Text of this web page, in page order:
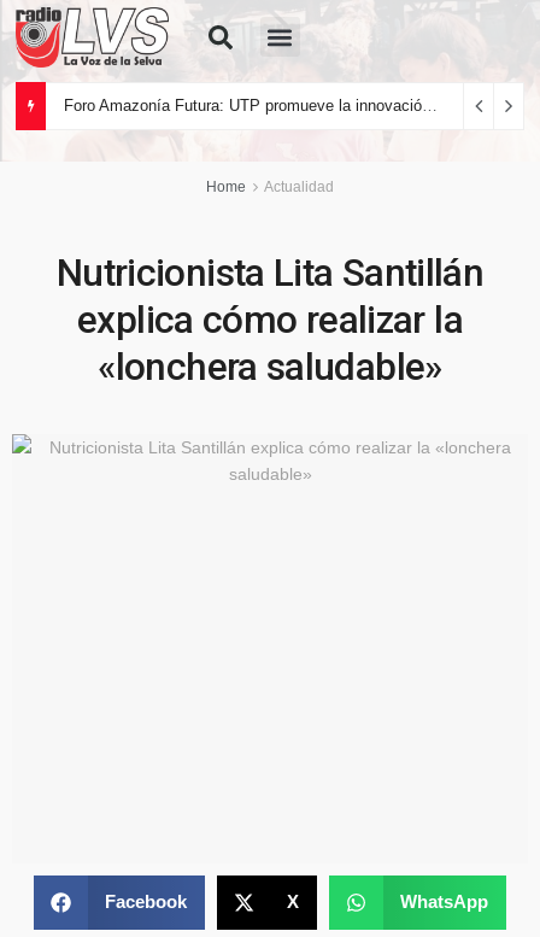
Home Actualidad
Nutricionista Lita Santillán
explica cómo realizar la
«lonchera saludable»
Facebook X WhatsApp